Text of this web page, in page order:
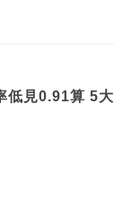
低見0.91算 5